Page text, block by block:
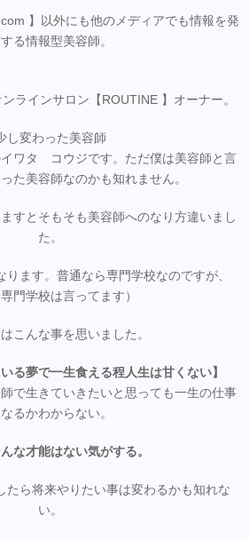
】以外にも他のメディアでも情報を発
る情報型美容師。
ラインサロン【ROUTINE 】オーナー。
し変わった美容師
ワタ コウジです。ただ僕は美容師と言
た美容師なのかも知れません。
すとそもそも美容師へのなり方違いまし
た。
ます。普通なら専門学校なのですが、
専門学校は言ってます）
こんな事を思いました。
る夢で一生食える程人生は甘くない】
で生きていきたいと思っても一生の仕事
るかわからない。
な才能はない気がする。
たら将来やりたい事は変わるかも知れな
い。